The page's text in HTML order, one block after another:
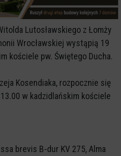
Lutosławskiego z Łomży
Wrocławskiej wystąpią 19
kościele pw. Świętego Ducha.
Kosendiaka, rozpocznie się
w kadzidlańskim kościele
brevis B-dur KV 275, Alma